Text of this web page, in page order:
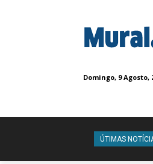
Domingo, 9 Agosto,
ÚTIMAS